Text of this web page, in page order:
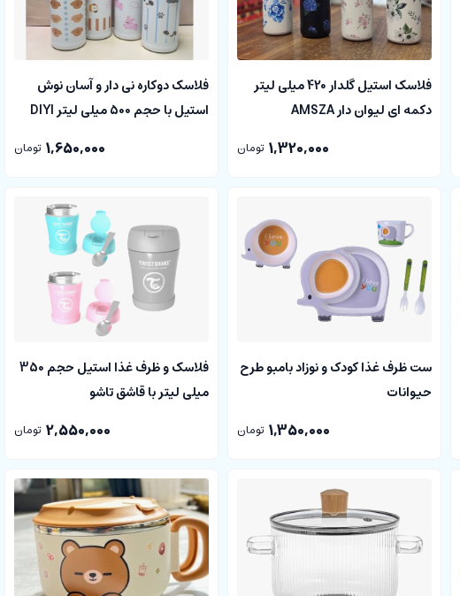
فلاسک استیل گلدار 420 میلی لیتر
دکمه ای لیوان دار AMSZA
1,320,000 تومان
فلاسک دوکاره نی دار و آسان نوش
استیل با حجم 500 میلی لیتر DIYI
1,650,000 تومان
ست ظرف غذا کودک و نوزاد بامبو طرح
حیوانات
1,350,000 تومان
فلاسک و ظرف غذا استیل حجم 350
میلی لیتر با قاشق تاشو
2,550,000 تومان